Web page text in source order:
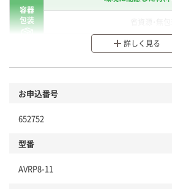
容器
包装
分別・リサイクルしや
商品
本体
仕組
詳しく見る
お申込番号
652752
型番
AVRP8-11